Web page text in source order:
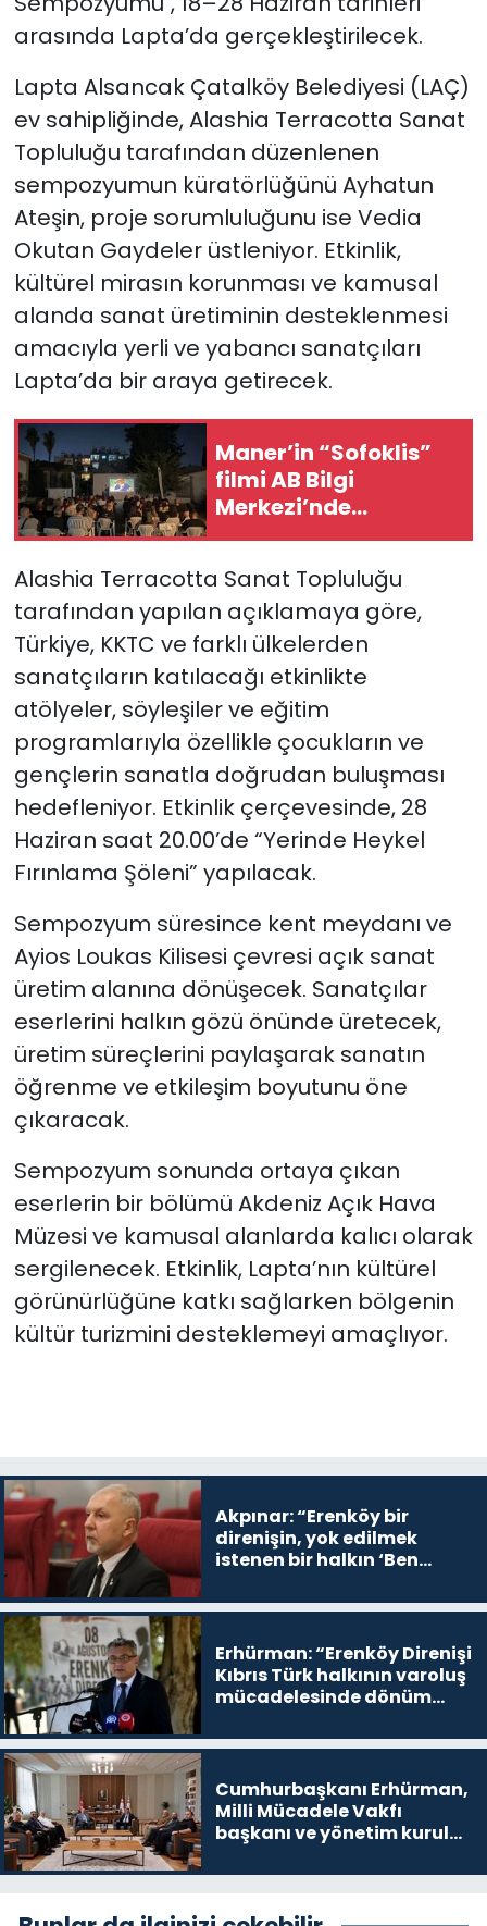
arasında Lapta’da gerçekleştirilecek.
Lapta Alsancak Çatalköy Belediyesi (LAÇ)
ev sahipliğinde, Alashia Terracotta Sanat
Topluluğu tarafından düzenlenen
sempozyumun küratörlüğünü Ayhatun
Ateşin, proje sorumluluğunu ise Vedia
Okutan Gaydeler üstleniyor. Etkinlik,
kültürel mirasın korunması ve kamusal
alanda sanat üretiminin desteklenmesi
amacıyla yerli ve yabancı sanatçıları
Lapta’da bir araya getirecek.
Maner’in “Sofoklis”
filmi AB Bilgi
Merkezi’nde
gösterildi
Alashia Terracotta Sanat Topluluğu
tarafından yapılan açıklamaya göre,
Türkiye, KKTC ve farklı ülkelerden
sanatçıların katılacağı etkinlikte
atölyeler, söyleşiler ve eğitim
programlarıyla özellikle çocukların ve
gençlerin sanatla doğrudan buluşması
hedefleniyor. Etkinlik çerçevesinde, 28
Haziran saat 20.00’de “Yerinde Heykel
Fırınlama Şöleni” yapılacak.
Sempozyum süresince kent meydanı ve
Ayios Loukas Kilisesi çevresi açık sanat
üretim alanına dönüşecek. Sanatçılar
eserlerini halkın gözü önünde üretecek,
üretim süreçlerini paylaşarak sanatın
öğrenme ve etkileşim boyutunu öne
çıkaracak.
Sempozyum sonunda ortaya çıkan
eserlerin bir bölümü Akdeniz Açık Hava
Müzesi ve kamusal alanlarda kalıcı olarak
sergilenecek. Etkinlik, Lapta’nın kültürel
görünürlüğüne katkı sağlarken bölgenin
kültür turizmini desteklemeyi amaçlıyor.
Akpınar: “Erenköy bir
direnişin, yok edilmek
istenen bir halkın ‘Ben
devam edeceğim’ dediği
Erhürman: “Erenköy Direnişi
Kıbrıs Türk halkının varoluş
mücadelesinde dönüm
Cumhurbaşkanı Erhürman,
Milli Mücadele Vakfı
başkanı ve yönetim kurulu
SAĞLIK
Spor
Teknoloji
TÜRKiYE
Video Galeri
YAŞAM
Yazarlar